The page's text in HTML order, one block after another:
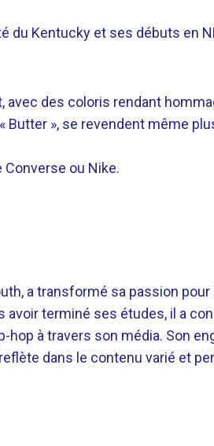
du Kentucky et ses débuts en
des coloris rendant
Butter », se revendent même
Converse ou Nike.
a transformé sa passion pour
terminé ses études, il a
hop à travers son média. Son
dans le contenu varié et